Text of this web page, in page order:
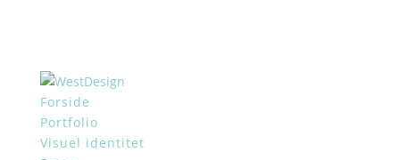
Forside
Portfolio
Visuel identitet